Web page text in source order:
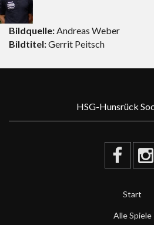
Bildquelle: Andreas Weber
Bildtitel:Gerrit Peitsch
HSG-Hunsrück
Start
Alle Spiele